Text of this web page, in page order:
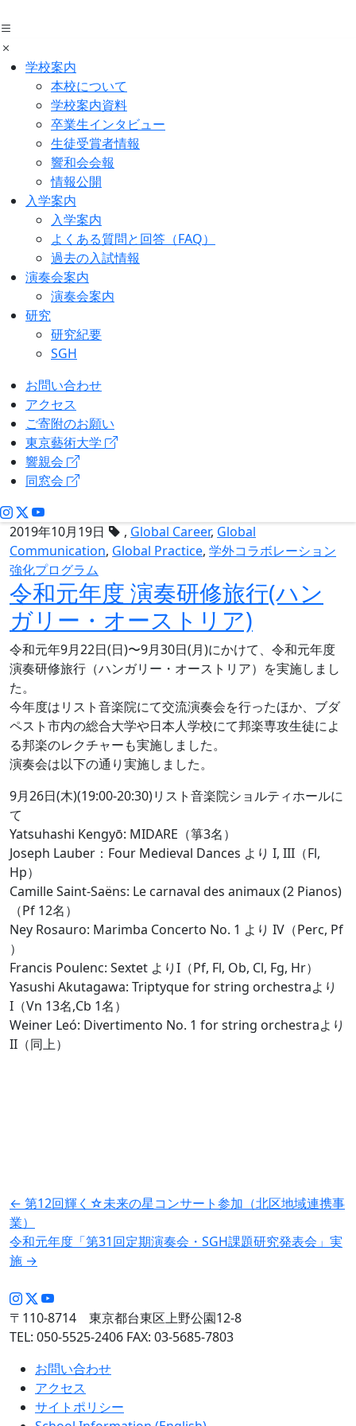
to
the
content学校案内
本校について
学校案内資料
卒業生インタビュー
生徒受賞者情報
響和会会報
情報公開
入学案内
入学案内
よくある質問と回答（FAQ）
過去の入試情報
演奏会案内
演奏会案内
研究
研究紀要
SGH
お問い合わせ
アクセス
ご寄附のお願い
東京藝術大学
響親会
同窓会
2019年10月19日 , Global Career, Global
Communication, Global Practice, 学外コラボレーション
強化プログラム
令和元年度 演奏研修旅行(ハン
ガリー・オーストリア)
令和元年9月22日(日)〜9月30日(月)にかけて、令和元年度
演奏研修旅行（ハンガリー・オーストリア）を実施しまし
た。
今年度はリスト音楽院にて交流演奏会を行ったほか、ブダ
ペスト市内の総合大学や日本人学校にて邦楽専攻生徒によ
る邦楽のレクチャーも実施しました。
演奏会は以下の通り実施しました。
9月26日(木)(19:00-20:30)リスト音楽院ショルティホールに
て
Yatsuhashi Kengyō: MIDARE（箏3名）
Joseph Lauber：Four Medieval Dances より I, III（Fl,
Hp）
Camille Saint-Saëns: Le carnaval des animaux (2 Pianos)
（Pf 12名）
Ney Rosauro: Marimba Concerto No. 1 より IV（Perc, Pf
）
Francis Poulenc: Sextet よりI（Pf, Fl, Ob, Cl, Fg, Hr）
Yasushi Akutagawa: Triptyque for string orchestraより
I（Vn 13名,Cb 1名）
Weiner Leó: Divertimento No. 1 for string orchestraより
II（同上）
投
稿
ナ
ゲ
ー
シ
ョ
ン
← 第12回輝く☆未来の星コンサート参加（北区地域連携事
業）
令和元年度「第31回定期演奏会・SGH課題研究発表会」実
施 →
〒110-8714 東京都台東区上野公園12-8
TEL: 050-5525-2406 FAX: 03-5685-7803
お問い合わせ
アクセス
サイトポリシー